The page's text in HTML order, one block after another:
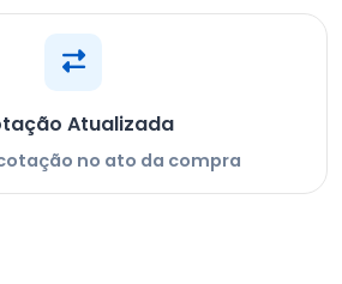
Atualizada
no ato da compra